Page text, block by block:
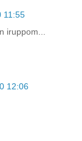
11:55
iruppom...
12:06